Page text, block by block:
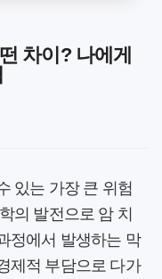
차이? 나에게
있는 가장 큰 위험
의 발전으로 암 치
정에서 발생하는 막
제적 부담으로 다가